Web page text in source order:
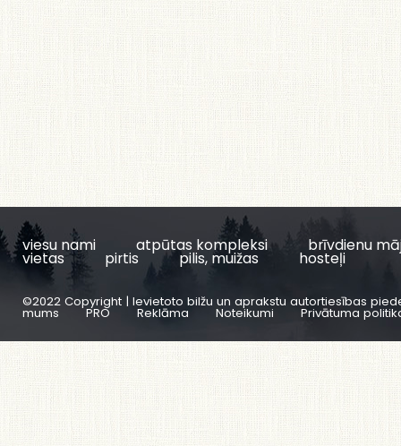
viesu nami atpūtas kompleksi brīvdienu
vietas pirtis pilis, muižas hosteļi
©2022 Copyright | Ievietoto bilžu un aprakstu autortiesības
mums PRO Reklāma Noteikumi Privātuma